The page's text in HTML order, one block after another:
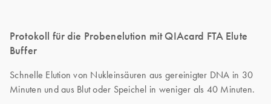
Protokoll für die Probenelution mit QIAcard FTA Elute
Buffer
Schnelle Elution von Nukleinsäuren aus gereinigter DNA in 30
Minuten und aus Blut oder Speichel in weniger als 40 Minuten.